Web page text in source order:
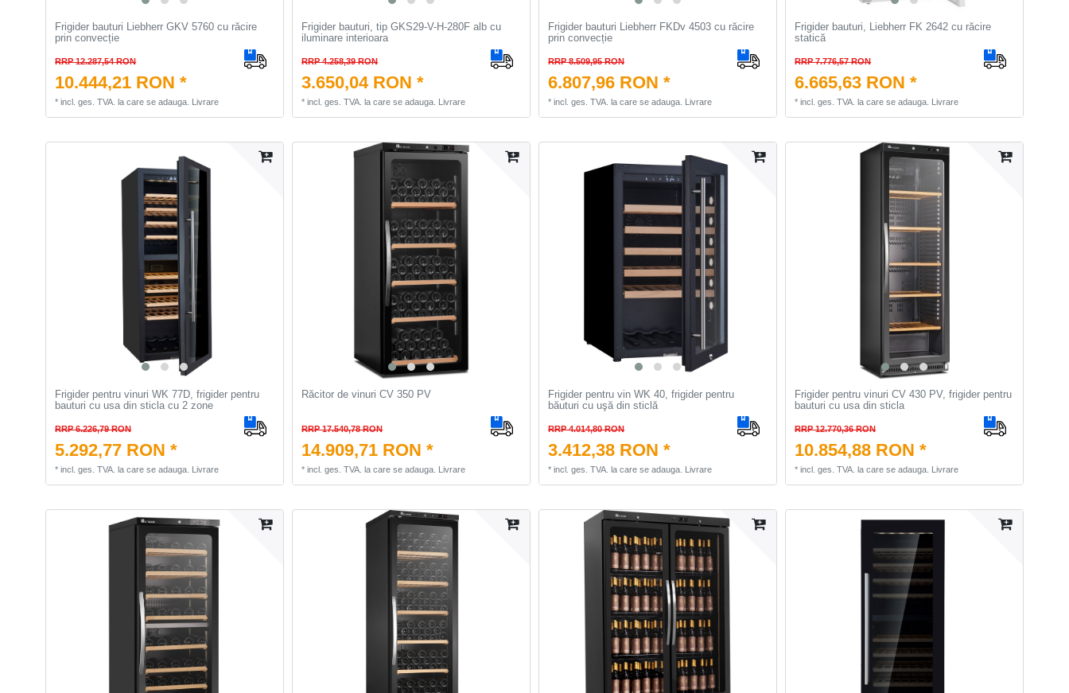
Frigider bauturi Liebherr GKV 5760 cu răcire
prin convecție
RRP 12.287,54 RON
10.444,21 RON *
*incl. ges. TVA. la care se adauga. Livrare
Frigider bauturi, tip GKS29-V-H-280F alb cu
iluminare interioara
RRP 4.258,39 RON
3.650,04 RON *
*incl. ges. TVA. la care se adauga. Livrare
Frigider bauturi Liebherr FKDv 4503 cu răcire
prin convecție
RRP 8.509,95 RON
6.807,96 RON *
*incl. ges. TVA. la care se adauga. Livrare
Frigider bauturi, Liebherr FK 2642 cu răcire
statică
RRP 7.776,57 RON
6.665,63 RON *
*incl. ges. TVA. la care se adauga. Livrare
Frigider pentru vinuri WK 77D, frigider pentru
bauturi cu usa din sticla cu 2 zone
RRP 6.226,79 RON
5.292,77 RON *
*incl. ges. TVA. la care se adauga. Livrare
Răcitor de vinuri CV 350 PV
RRP 17.540,78 RON
14.909,71 RON *
*incl. ges. TVA. la care se adauga. Livrare
Frigider pentru vin WK 40, frigider pentru
băuturi cu uşă din sticlă
RRP 4.014,80 RON
3.412,38 RON *
*incl. ges. TVA. la care se adauga. Livrare
Frigider pentru vinuri CV 430 PV, frigider pentru
bauturi cu usa din sticla
RRP 12.770,36 RON
10.854,88 RON *
*incl. ges. TVA. la care se adauga. Livrare